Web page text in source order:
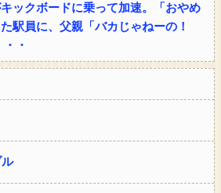
ックボードに乗って加速。「おやめ
駅員に、父親「バカじゃねーの！
・